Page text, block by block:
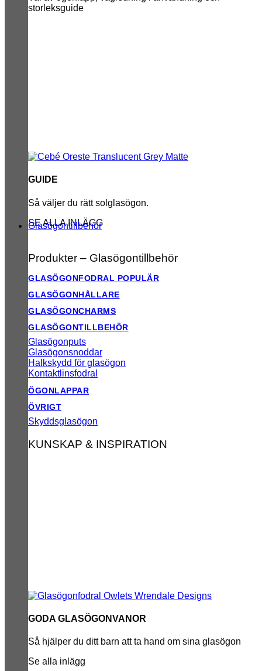
storleksguide
GUIDE
Så väljer du rätt solglasögon.
SE ALLA INLÄGG
Glasögontillbehör
Produkter – Glasögontillbehör
GLASÖGONFODRAL
GLASÖGONHÅLLARE
GLASÖGONCHARMS
GLASÖGONTILLBEHÖR
Glasögonputs
Glasögonsnoddar
Halkskydd för glasögon
Kontaktlinsfodral
ÖGONLAPPAR
ÖVRIGT
Skyddsglasögon
KUNSKAP & INSPIRATION
GODA GLASÖGONVANOR
Så hjälper du ditt barn att ta hand om sina glasögon
Se alla inlägg